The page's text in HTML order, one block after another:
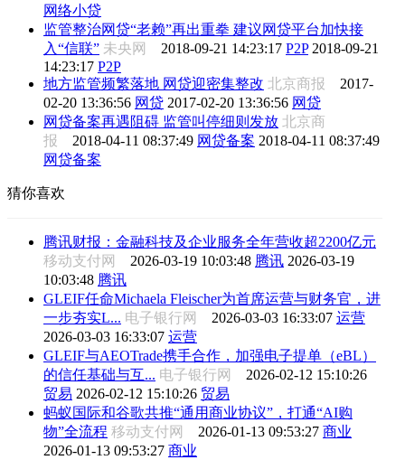
网络小贷
监管整治网贷“老赖”再出重拳 建议网贷平台加快接
入“信联” 未央网 2018-09-21 14:23:17 P2P 2018-09-21
14:23:17 P2P
地方监管频繁落地 网贷迎密集整改 北京商报 2017-
02-20 13:36:56 网贷 2017-02-20 13:36:56 网贷
网贷备案再遇阻碍 监管叫停细则发放 北京商
报 2018-04-11 08:37:49 网贷备案 2018-04-11 08:37:49
网贷备案
猜你喜欢
腾讯财报：金融科技及企业服务全年营收超2200亿元
移动支付网 2026-03-19 10:03:48 腾讯 2026-03-19
10:03:48 腾讯
GLEIF任命Michaela Fleischer为首席运营与财务官，进
一步夯实L... 电子银行网 2026-03-03 16:33:07 运营
2026-03-03 16:33:07 运营
GLEIF与AEOTrade携手合作，加强电子提单（eBL）
的信任基础与互... 电子银行网 2026-02-12 15:10:26
贸易 2026-02-12 15:10:26 贸易
蚂蚁国际和谷歌共推“通用商业协议”，打通“AI购
物”全流程 移动支付网 2026-01-13 09:53:27 商业
2026-01-13 09:53:27 商业